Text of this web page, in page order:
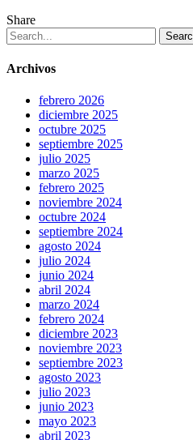
Share
Archivos
febrero 2026
diciembre 2025
octubre 2025
septiembre 2025
julio 2025
marzo 2025
febrero 2025
noviembre 2024
octubre 2024
septiembre 2024
agosto 2024
julio 2024
junio 2024
abril 2024
marzo 2024
febrero 2024
diciembre 2023
noviembre 2023
septiembre 2023
agosto 2023
julio 2023
junio 2023
mayo 2023
abril 2023